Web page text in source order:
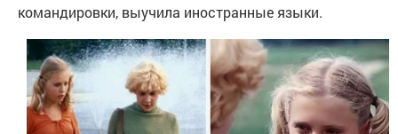
командировки, выучила иностранные языки.